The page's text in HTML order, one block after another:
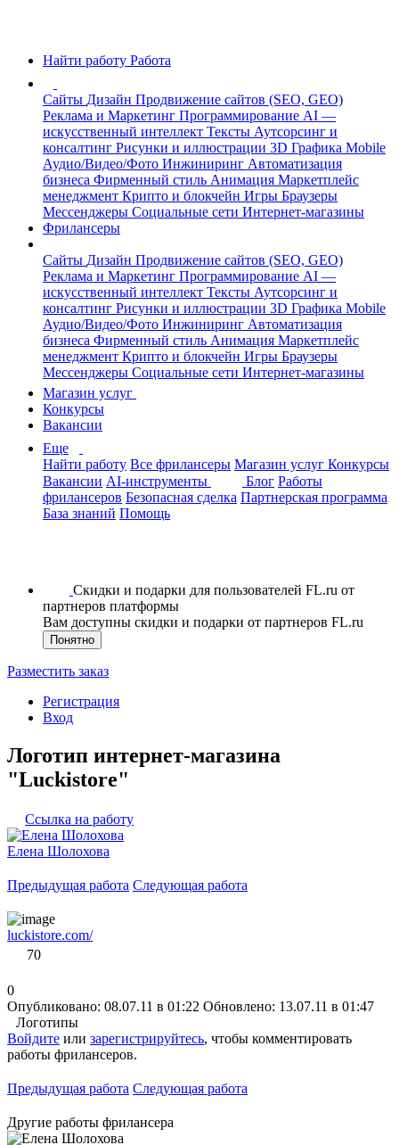
Найти работу Работа
Сайты Дизайн Продвижение сайтов (SEO, GEO)
Реклама и Маркетинг Программирование AI —
искусственный интеллект Тексты Аутсорсинг и
консалтинг Рисунки и иллюстрации 3D Графика Mobile
Аудио/Видео/Фото Инжиниринг Автоматизация
бизнеса Фирменный стиль Анимация Маркетплейс
менеджмент Крипто и блокчейн Игры Браузеры
Мессенджеры Социальные сети Интернет-магазины
Фрилансеры
Сайты Дизайн Продвижение сайтов (SEO, GEO)
Реклама и Маркетинг Программирование AI —
искусственный интеллект Тексты Аутсорсинг и
консалтинг Рисунки и иллюстрации 3D Графика Mobile
Аудио/Видео/Фото Инжиниринг Автоматизация
бизнеса Фирменный стиль Анимация Маркетплейс
менеджмент Крипто и блокчейн Игры Браузеры
Мессенджеры Социальные сети Интернет-магазины
Магазин услуг
Конкурсы
Вакансии
Еще
Найти работу Все фрилансеры Магазин услуг Конкурсы
Вакансии AI-инструменты Блог Работы
фрилансеров Безопасная сделка Партнерская программа
База знаний Помощь
Скидки и подарки для пользователей FL.ru от
партнеров платформы
Вам доступны скидки и подарки от партнеров FL.ru
Понятно
Разместить заказ
Регистрация
Вход
Логотип интернет-магазина
"Luckistore"
Ссылка на работу
Елена Шолохова
Предыдущая работа Следующая работа
luckistore.com/
70
0
Опубликовано: 08.07.11 в 01:22 Обновлено: 13.07.11 в 01:47
Логотипы
Войдите или зарегистрируйтесь, чтобы комментировать
работы фрилансеров.
Предыдущая работа Следующая работа
Другие работы фрилансера